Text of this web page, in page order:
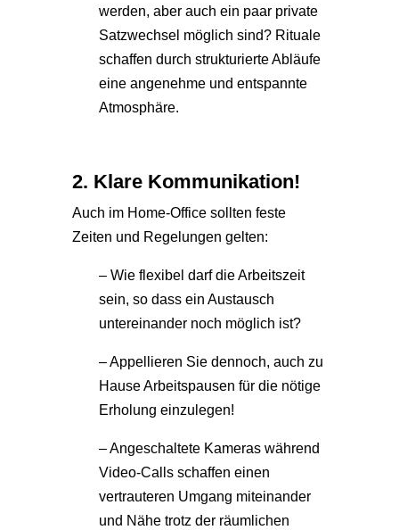
werden, aber auch ein paar private
Satzwechsel möglich sind? Rituale
schaffen durch strukturierte Abläufe
eine angenehme und entspannte
Atmosphäre.
2. Klare Kommunikation!
Auch im Home-Office sollten feste
Zeiten und Regelungen gelten:
– Wie flexibel darf die Arbeitszeit
sein, so dass ein Austausch
untereinander noch möglich ist?
– Appellieren Sie dennoch, auch zu
Hause Arbeitspausen für die nötige
Erholung einzulegen!
– Angeschaltete Kameras während
Video-Calls schaffen einen
vertrauteren Umgang miteinander
und Nähe trotz der räumlichen